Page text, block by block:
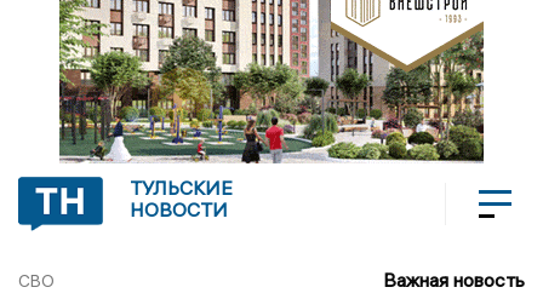
ТУЛЬСКИЕ
НОВОСТИ
СВО Важная новость